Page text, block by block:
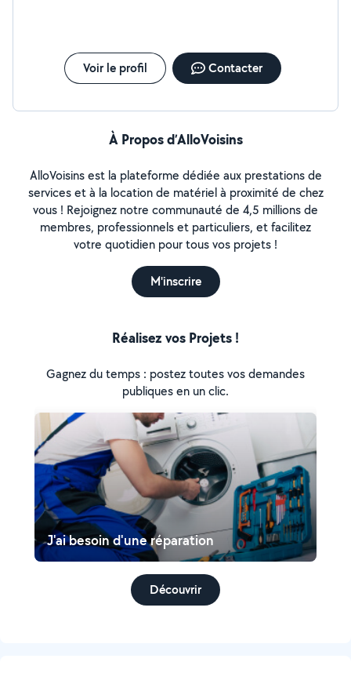
Voir le profil Contacter
À Propos d’AlloVoisins
AlloVoisins est la plateforme dédiée aux prestations de
services et à la location de matériel à proximité de chez
vous ! Rejoignez notre communauté de 4,5 millions de
membres, professionnels et particuliers, et facilitez
votre quotidien pour tous vos projets !
M'inscrire
Réalisez vos Projets !
Gagnez du temps : postez toutes vos demandes
publiques en un clic.
J'ai besoin d'une réparation
Découvrir